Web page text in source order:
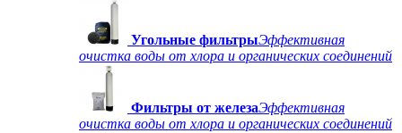
Угольные фильтрыЭффективная
очистка воды от хлора и органических соединений
Фильтры от железаЭффективная
очистка воды от хлора и органических соединений